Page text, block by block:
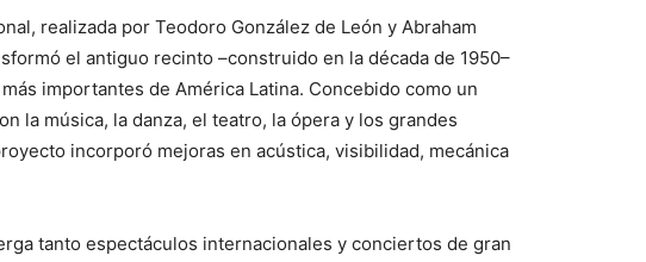
realizada por Teodoro González de León y Abraham
el antiguo recinto –construido en la década de 1950–
importantes de América Latina. Concebido como un
la música, la danza, el teatro, la ópera y los grandes
incorporó mejoras en acústica, visibilidad, mecánica
tanto espectáculos internacionales y conciertos de gran